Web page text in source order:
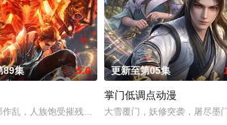
为敌，域外宇宙由天魔统治，域内宇宙分为神界，仙界
89集 5.0
乱，人族饱受摧残，主角孟川自小立下为母复仇的誓
更新至第05集
掌门低调点动漫
大雪覆门，妖修突袭，屠尽墨